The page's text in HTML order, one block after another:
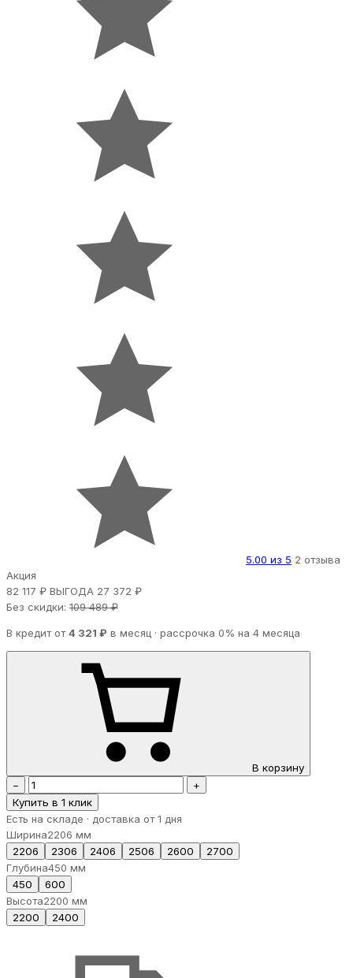
5.00 из 5 2 отзыва
Акция
82 117 ₽ ВЫГОДА 27 372 ₽
Без скидки: 109 489 ₽
В кредит от4 321 ₽ в месяц · рассрочка 0% на 4 месяца
В корзину
−
+
Купить в 1 клик
Есть на складе · доставка от 1 дня
Ширина2206 мм
2206
2306 2406 2506 2600
2700
Глубина450 мм
450
600
Высота2200 мм
2200
2400